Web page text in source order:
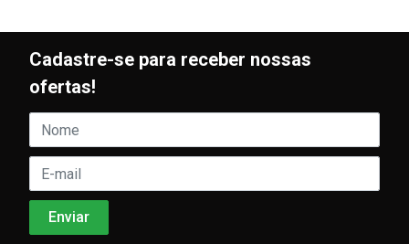
Cadastre-se para receber nossas
ofertas!